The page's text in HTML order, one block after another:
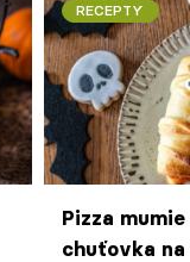
RECEPTY
Pizza
chuťovka na